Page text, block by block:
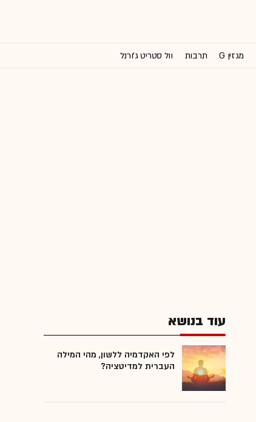
מגזין G תרבות וול סטריט ג'ורנל
עוד בנושא
לפי האקדמיה ללשון, מהי המילה
העברית למדיטציה?